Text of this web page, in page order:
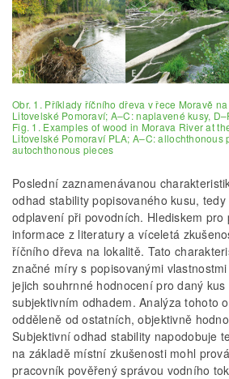
Obr. 1. Příklady říčního dřeva v řece Moravě
Litovelské Pomoraví; A–C: naplavené kusy,
Fig. 1. Examples of wood in Morava River at
Litovelské Pomoraví PLA; A–C: allochthonous
autochthonous pieces
Poslední zaznamenávanou
odhad stability popisovaného kusu,
odplavení při povodních. Hlediskem pro
informace z literatury a víceletá
říčního dřeva na lokalitě. Tato
značné míry s popisovanými
jejich souhrnné hodnocení pro daný kus
subjektivním odhadem. Analýza tohoto
odděleně od ostatních, objektivně
Subjektivní odhad stability napodobuje
na základě místní zkušenosti mohl
pracovník pověřený správou vodního